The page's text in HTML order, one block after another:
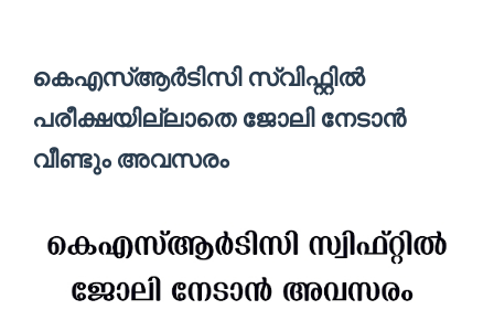
കെഎസ്ആർടിസി സ്വിഫ്റ്റിൽ
പരീക്ഷയില്ലാതെ ജോലി നേടാൻ
വീണ്ടും അവസരം